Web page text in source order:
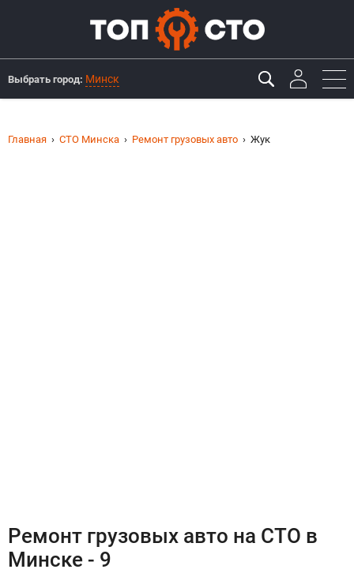
Выбрать город: Минск
Главная СТО Минска Ремонт грузовых авто Жук
Ремонт грузовых авто на СТО в
Минске - 9